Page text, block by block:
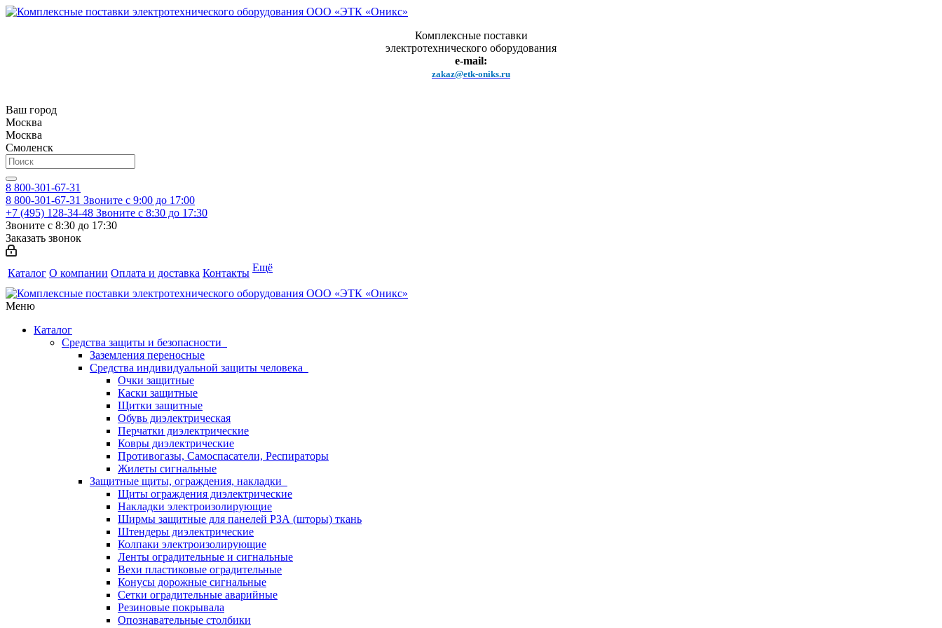
Комплексные поставки
электротехнического оборудования
e-mail:
zakaz@etk-oniks.ru
Ваш город
Москва
Москва
Смоленск
8 800-301-67-31
8 800-301-67-31 Звоните с 9:00 до 17:00
+7 (495) 128-34-48 Звоните с 8:30 до 17:30
Звоните с 8:30 до 17:30
Заказать звонок
Каталог О компании Оплата и доставка Контакты Ещё
Меню
Каталог
Средства защиты и безопасности
Заземления переносные
Средства индивидуальной защиты человека
Очки защитные
Каски защитные
Щитки защитные
Обувь диэлектрическая
Перчатки диэлектрические
Ковры диэлектрические
Противогазы, Самоспасатели, Респираторы
Жилеты сигнальные
Защитные щиты, ограждения, накладки
Щиты ограждения диэлектрические
Накладки электроизолирующие
Ширмы защитные для панелей РЗА (шторы) ткань
Штендеры диэлектрические
Колпаки электроизолирующие
Ленты оградительные и сигнальные
Вехи пластиковые оградительные
Конусы дорожные сигнальные
Сетки оградительные аварийные
Резиновые покрывала
Опознавательные столбики